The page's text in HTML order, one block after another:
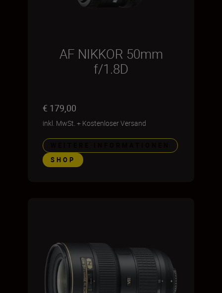
AF NIKKOR 50mm
f/1.8D
€ 179,00
inkl. MwSt. + Kostenloser Versand
SHOP